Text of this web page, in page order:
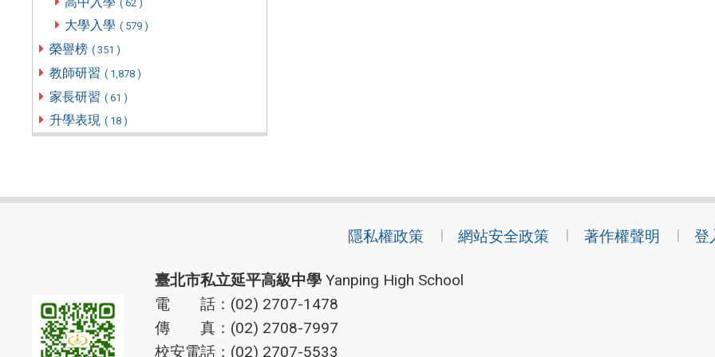
( 62 )
大學入學 ( 579 )
榮譽榜 ( 351 )
教師研習 ( 1,878 )
家長研習 ( 61 )
升學表現 ( 18 )
隱私權政策 網站安全政策 著作權聲明 登
臺北市私立延平高級中學Yanping High School
電 話：(02) 2707-1478
傳 真：(02) 2708-7997
校安電話：(02) 2707-5533